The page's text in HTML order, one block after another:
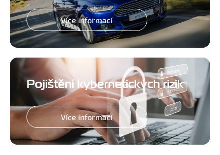
Více informací
Pojištění kybernetických rizik
Více informací